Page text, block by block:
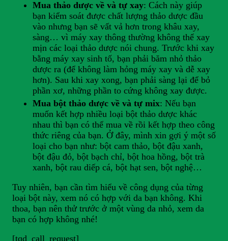
Mua thảo dược về và tự xay: Cách này giúp
bạn kiểm soát được chất lượng thảo dược đầu
vào nhưng bạn sẽ vất vả hơn trong khâu xay,
sàng… vì máy xay thông thường không thể xay
mịn các loại thảo dược nói chung. Trước khi xay
bằng máy xay sinh tố, bạn phải băm nhỏ thảo
dược ra (để không làm hỏng máy xay và dễ xay
hơn). Sau khi xay xong, bạn phải sàng lại để bỏ
phần xơ, những phần to cứng không xay được.
Mua bột thảo dược về và tự mix: Nếu bạn
muốn kết hợp nhiều loại bột thảo dược khác
nhau thì bạn có thể mua về rồi kết hợp theo công
thức riêng của bạn. Ở đây, mình xin gợi ý một số
loại cho bạn như: bột cam thảo, bột đậu xanh,
bột đậu đỏ, bột bạch chỉ, bột hoa hồng, bột trà
xanh, bột rau diếp cá, bột hạt sen, bột nghệ…
Tuy nhiên, bạn cần tìm hiểu về công dụng của từng
loại bột này, xem nó có hợp với da bạn không. Khi
thoa, bạn nên thử trước ở một vùng da nhỏ, xem da
bạn có hợp không nhé!
[tqd_call_request]